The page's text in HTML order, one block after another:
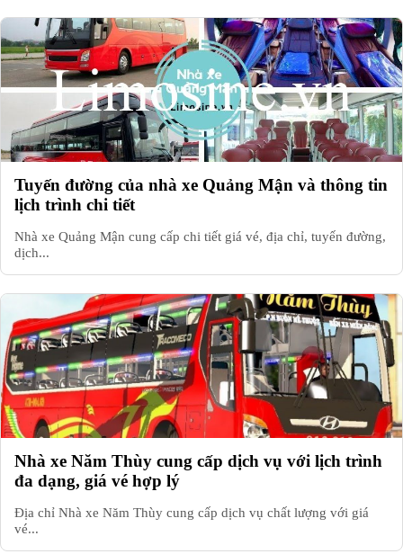
Tuyến đường của nhà xe Quảng Mận và thông tin
lịch trình chi tiết
Nhà xe Quảng Mận cung cấp chi tiết giá vé, địa chỉ, tuyến đường,
dịch...
Nhà xe Năm Thùy cung cấp dịch vụ với lịch trình
đa dạng, giá vé hợp lý
Địa chỉ Nhà xe Năm Thùy cung cấp dịch vụ chất lượng với giá
vé...